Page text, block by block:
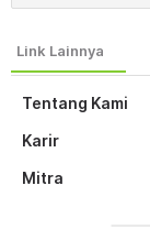
Tentang Kami
Karir
Mitra